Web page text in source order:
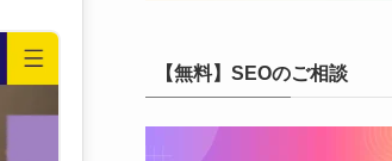
【無料】SEOのご相談